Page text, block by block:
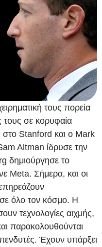
τους πορεία
τους σε κορυφαία
Stanford και ο Mark
Altman ίδρυσε την
δημιούργησε το
Meta. Σήμερα, και οι
όλο τον κόσμο. Η
τεχνολογίες αιχμής,
παρακολουθούνται
Έχουν υπάρξει